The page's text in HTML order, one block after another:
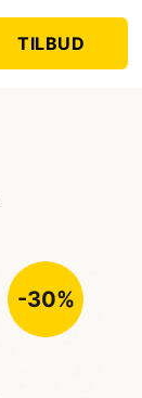
TILBUD
-30%